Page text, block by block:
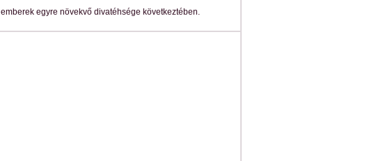
emberek egyre növekvő divatéhsége következtében.